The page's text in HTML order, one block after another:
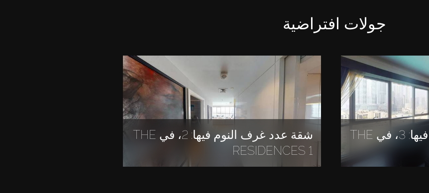
جولات افتراضية
شقة عدد غرف النوم فيها: 2، في THE
RESIDENCES 1
شقة عدد غرف النوم فيها: 3، في THE